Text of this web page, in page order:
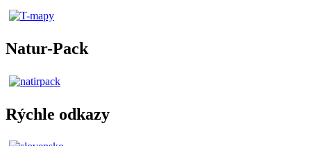
Natur-Pack
Rýchle odkazy